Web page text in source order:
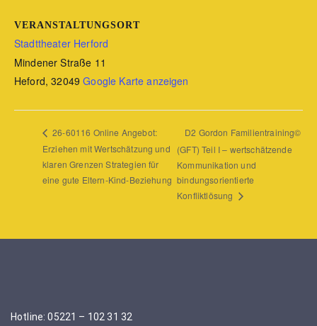
VERANSTALTUNGSORT
Stadttheater Herford
Mindener Straße 11
Heford, 32049 Google Karte anzeigen
26-60116 Online Angebot:
Erziehen mit Wertschätzung und
klaren Grenzen Strategien für
eine gute Eltern-Kind-Beziehung
D2 Gordon Familientraining©
(GFT) Teil I – wertschätzende
Kommunikation und
bindungsorientierte
Konfliktlösung
Hotline: 05221 – 102 31 32